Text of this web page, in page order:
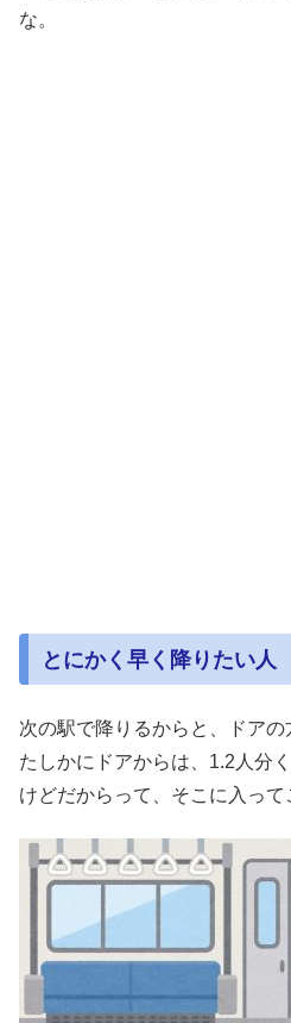
な。
とにかく早く降りたい人
次の駅で降りるからと、ドアの
たしかにドアからは、1.2人分
けどだからって、そこに入って